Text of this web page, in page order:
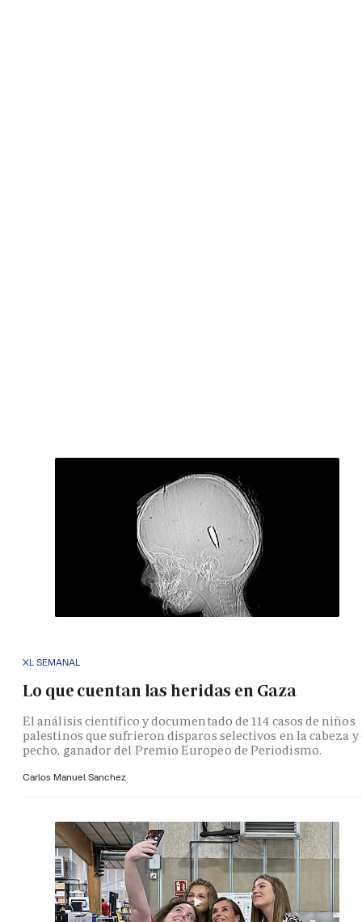
XL SEMANAL
Lo que cuentan las heridas en Gaza
El análisis científico y documentado de 114 casos de niños
palestinos que sufrieron disparos selectivos en la cabeza y
pecho, ganador del Premio Europeo de Periodismo.
Carlos Manuel Sanchez